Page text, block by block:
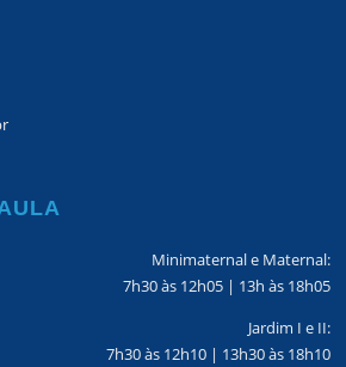
Minimaternal e Maternal:
7h30 às 12h05 | 13h às 18h05
Jardim I e II:
7h30 às 12h10 | 13h30 às 18h10